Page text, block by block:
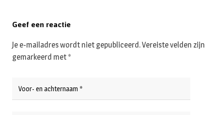
Geef een reactie
Je e-mailadres wordt niet gepubliceerd.Vereiste velden zijn
gemarkeerd met *